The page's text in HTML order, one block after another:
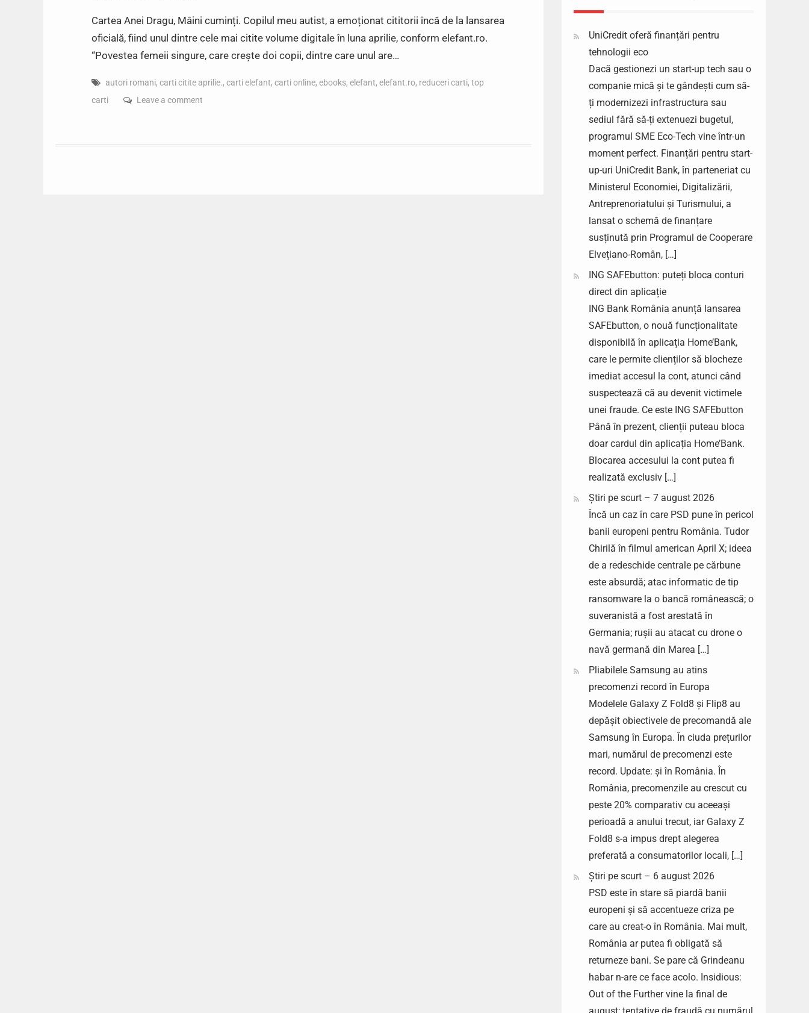
Cartea Anei Dragu, Mâini cuminți. Copilul meu autist, a emoționat cititorii încă de la lansarea
oficială, fiind unul dintre cele mai citite volume digitale în luna aprilie, conform elefant.ro.
“Povestea femeii singure, care crește doi copii, dintre care unul are…
autori romani, carti citite aprilie., carti elefant, carti online, ebooks, elefant, elefant.ro, reduceri carti, top
carti
Leave a comment
UniCredit oferă finanțări pentru
tehnologii eco
Dacă gestionezi un start-up tech sau o
companie mică și te gândești cum să-
ți modernizezi infrastructura sau
sediul fără să-ți extenuezi bugetul,
programul SME Eco-Tech vine într-un
moment perfect. Finanțări pentru start-
up-uri UniCredit Bank, în parteneriat cu
Ministerul Economiei, Digitalizării,
Antreprenoriatului și Turismului, a
lansat o schemă de finanțare
susținută prin Programul de Cooperare
Elvețiano-Român, […]
ING SAFEbutton: puteți bloca conturi
direct din aplicație
ING Bank România anunță lansarea
SAFEbutton, o nouă funcționalitate
disponibilă în aplicația Home’Bank,
care le permite clienților să blocheze
imediat accesul la cont, atunci când
suspectează că au devenit victimele
unei fraude. Ce este ING SAFEbutton
Până în prezent, clienții puteau bloca
doar cardul din aplicația Home’Bank.
Blocarea accesului la cont putea fi
realizată exclusiv […]
Știri pe scurt – 7 august 2026
Încă un caz în care PSD pune în pericol
banii europeni pentru România. Tudor
Chirilă în filmul american April X; ideea
de a redeschide centrale pe cărbune
este absurdă; atac informatic de tip
ransomware la o bancă românească; o
suveranistă a fost arestată în
Germania; rușii au atacat cu drone o
navă germană din Marea […]
Pliabilele Samsung au atins
precomenzi record în Europa
Modelele Galaxy Z Fold8 și Flip8 au
depășit obiectivele de precomandă ale
Samsung în Europa. În ciuda prețurilor
mari, numărul de precomenzi este
record. Update: și în România. În
România, precomenzile au crescut cu
peste 20% comparativ cu aceeași
perioadă a anului trecut, iar Galaxy Z
Fold8 s-a impus drept alegerea
preferată a consumatorilor locali, […]
Știri pe scurt – 6 august 2026
PSD este în stare să piardă banii
europeni și să accentueze criza pe
care au creat-o în România. Mai mult,
România ar putea fi obligată să
returneze bani. Se pare că Grindeanu
habar n-are ce face acolo. Insidious:
Out of the Further vine la final de